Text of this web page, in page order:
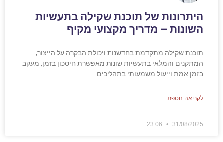
היתרונות של תוכנת שקילה בתעשיות
השונות – מדריך מקצועי מקיף
תוכנת שקילה מתקדמת בחדשנות ויכולת הבקרה על הייצור,
המתקנים והמלאי בתעשיות שונות מאפשרת חיסכון בזמן, מעקב
בזמן אמת וייעול משמעותי בתהליכים.
לקריאה נוספת
31/08/2025